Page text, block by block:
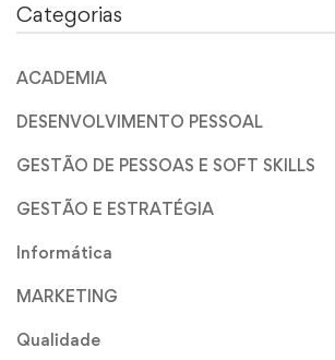
Categorias
ACADEMIA
DESENVOLVIMENTO PESSOAL
GESTÃO DE PESSOAS E SOFT SKILLS
GESTÃO E ESTRATÉGIA
Informática
MARKETING
Qualidade